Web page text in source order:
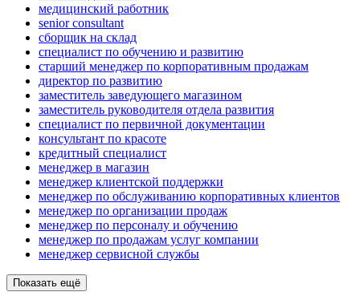
медицинский работник
senior consultant
сборщик на склад
специалист по обучению и развитию
старший менеджер по корпоративным продажам
директор по развитию
заместитель заведующего магазином
заместитель руководителя отдела развития
специалист по первичной документации
консультант по красоте
кредитный специалист
менеджер в магазин
менеджер клиентской поддержки
менеджер по обслуживанию корпоративных клиентов
менеджер по организации продаж
менеджер по персоналу и обучению
менеджер по продажам услуг компании
менеджер сервисной службы
Показать ещё